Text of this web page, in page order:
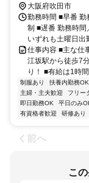
車通勤可（駐車場
OK（駐輪場あり）
大阪府吹田市
勤務時間 ■早番
制 ■遅番 勤務時
いずれも土曜日
仕事内容 ■主な仕
江坂駅から徒歩7
り！ ■有給は1時
制服あり 扶養内勤務OK
主婦・主夫歓迎
フリー
即日勤務OK
平日のみ
有資格者歓迎
研修あり
前へ
こ